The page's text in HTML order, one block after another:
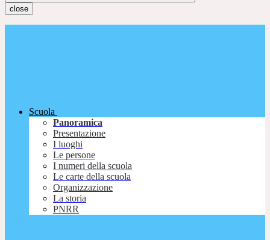
close
Scuola
Panoramica
Presentazione
I luoghi
Le persone
I numeri della scuola
Le carte della scuola
Organizzazione
La storia
PNRR